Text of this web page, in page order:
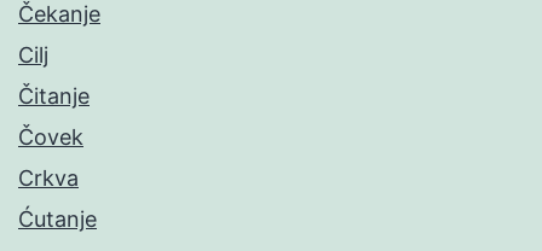
Čekanje
Cilj
Čitanje
Čovek
Crkva
Ćutanje